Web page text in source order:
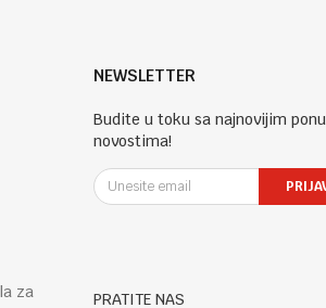
za
NEWSLETTER
Budite u toku sa najnovijim
novostima!
PRATITE NAS